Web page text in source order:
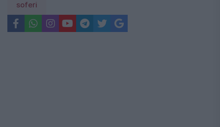
soferi